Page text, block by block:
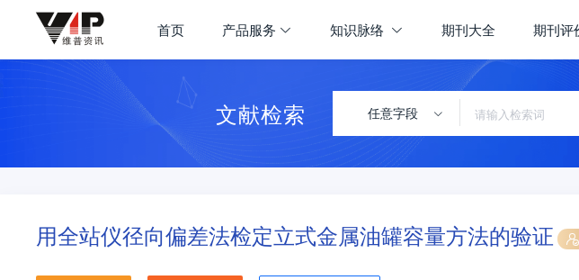
首页 产品服务 知识脉络 期刊大全 期刊评
文献检索 任意字段
用全站仪径向偏差法检定立式金属油罐容量方法的验证